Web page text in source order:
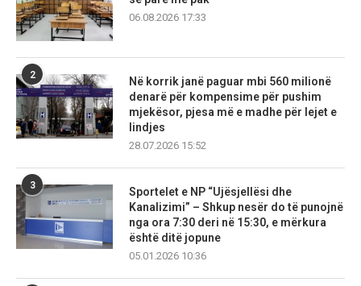
06.08.2026 17:33
2
Në korrik janë paguar mbi 560 milionë
denarë për kompensime për pushim
mjekësor, pjesa më e madhe për lejet e
lindjes
28.07.2026 15:52
3
Sportelet e NP “Ujësjellësi dhe
Kanalizimi” – Shkup nesër do të punojnë
nga ora 7:30 deri në 15:30, e mërkura
është ditë jopune
05.01.2026 10:36